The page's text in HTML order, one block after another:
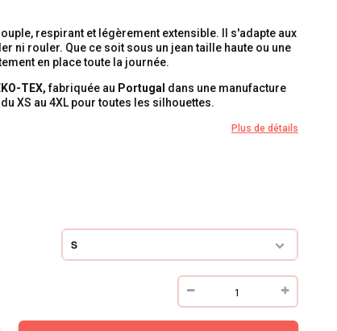
respirant et légèrement extensible. Il s'adapte aux
ni rouler. Que ce soit sous un jean taille haute ou une
en place toute la journée.
TEX,fabriquée au Portugal dans une manufacture
XS au 4XL pour toutes les silhouettes.
Plus de détails